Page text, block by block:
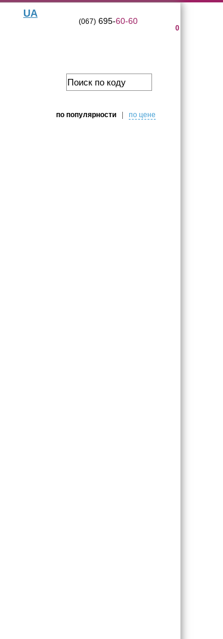
UA
0
(067)695-60-60
по популярности| по цене